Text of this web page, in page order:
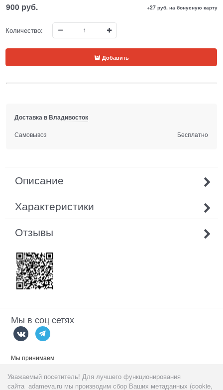
900 руб. +27 руб. на бонусную карту
Количество:
Добавить
Доставка вВладивосток
Самовывоз Бесплатно
Описание
Характеристики
Отзывы
Мы в соц сетях
Мы принимаем
Уважаемый посетитель! Для лучшего функционирования
сайта adameva.ru мы производим сбор Ваших метаданных (cookie,